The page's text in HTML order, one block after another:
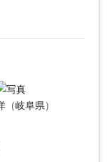
岐阜県）